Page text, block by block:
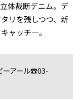
体裁断デニム。デ
リを残しつつ、新
ャッチ―。
ーアール☎03-